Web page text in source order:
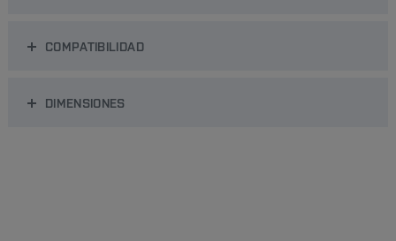
COMPATIBILIDAD
DIMENSIONES